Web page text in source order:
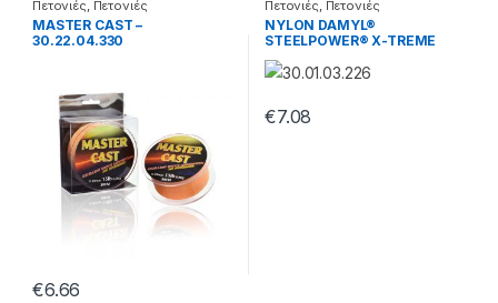
Πετονιές Πετονιές
Monofilament
MASTER CAST –
30.22.04.330
€6.66
Πετονιές Πετονιές
Monofilament
NYLON DAMYL®
STEELPOWER® X-TREME
(χρώμα: θαλασσί) –
30.01.03.236
€7.08